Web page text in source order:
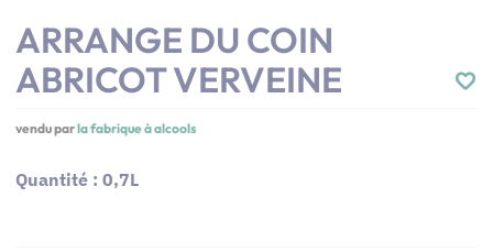
ARRANGE DU COIN
ABRICOT VERVEINE
vendu parla fabrique à alcools
Quantité : 0,7L